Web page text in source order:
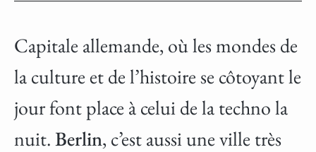
Capitale allemande, où les mondes de
la culture et de l’histoire se côtoyant le
jour font place à celui de la techno la
nuit.Berlin, c’est aussi une ville très